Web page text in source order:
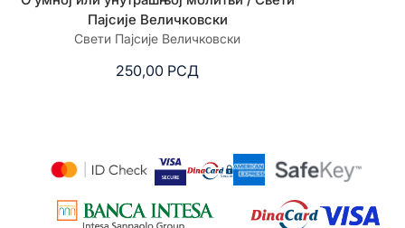
Пајсије Величковски
Свети Пајсије Величковски
250,00 РСД